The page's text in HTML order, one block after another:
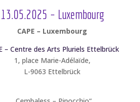
13.05.2025 – Luxembourg
CAPE – Luxembourg
– Centre des Arts Pluriels Ettelbrück
1, place Marie-Adélaïde,
L-9063 Ettelbrück